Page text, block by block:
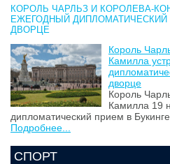
КОРОЛЬ ЧАРЛЬЗ И КОРОЛЕВА-
ЕЖЕГОДНЫЙ
ДВОРЦЕ
Король
Камилла
дворце
Король
Камилла 19
дипломатический прием в
Подробнее...
СПОРТ